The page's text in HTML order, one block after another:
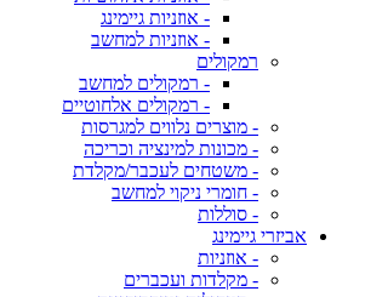
- אוזניות גיימינג
- אוזניות למחשב
רמקולים
- רמקולים למחשב
- רמקולים אלחוטיים
- מוצרים נלווים למגרסות
- מכונות למינציה וכריכה
- משטחים לעכבר/מקלדת
- חומרי ניקוי למחשב
- סוללות
אביזרי גיימינג
- אוזניות
- מקלדות ועכברים